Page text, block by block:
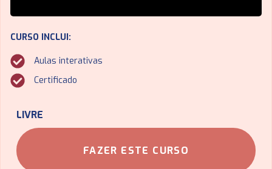
CURSO INCLUI:
Aulas interativas
Certificado
LIVRE
FAZER ESTE CURSO